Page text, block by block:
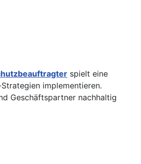
spielt eine
implementieren.
Geschäftspartner nachhaltig